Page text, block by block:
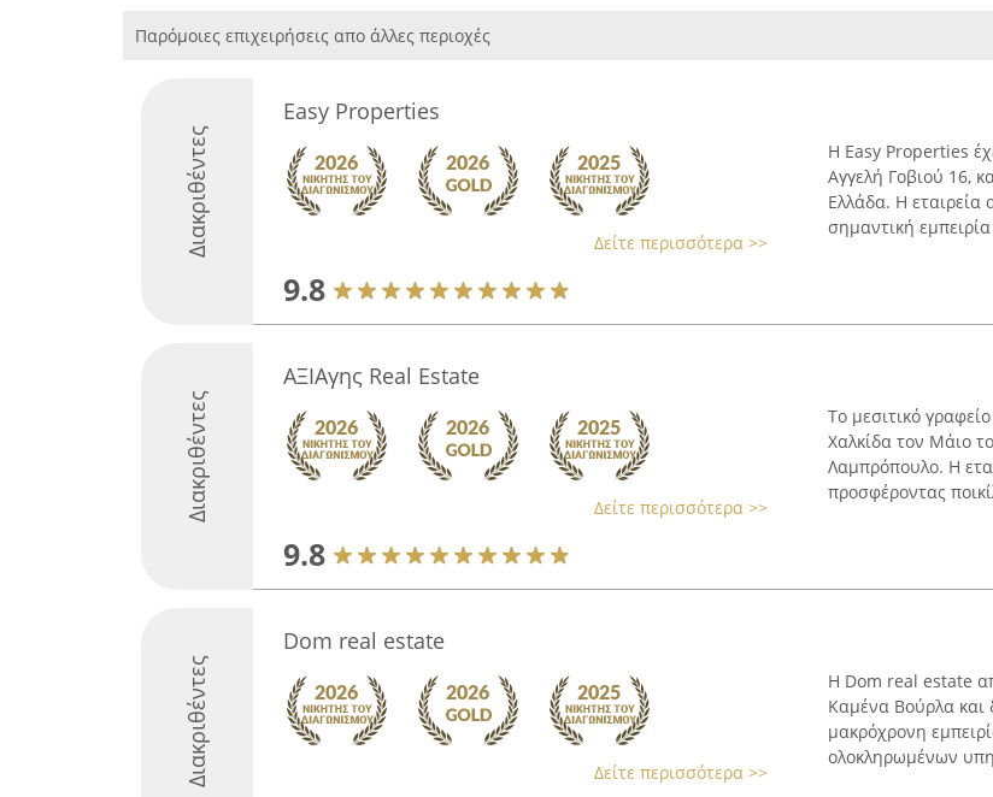
Παρόμοιες επιχειρήσεις απο άλλες περιοχές
Διακριθέντες
Easy Properties
Δείτε περισσότερα >>
9.8
Η Easy Properties
Αγγελή Γοβιού 16,
Ελλάδα. Η
σημαντική
Διακριθέντες
ΑΞΙΑγης Real Estate
Δείτε περισσότερα >>
9.8
Το μεσιτικό
Χαλκίδα τον Μάιο
Λαμπρόπουλο. Η
προσφέροντας
Διακριθέντες
Dom real estate
Δείτε περισσότερα >>
Η Dom real estate
Καμένα Βούρλα και
μακρόχρονη
ολοκληρωμένων